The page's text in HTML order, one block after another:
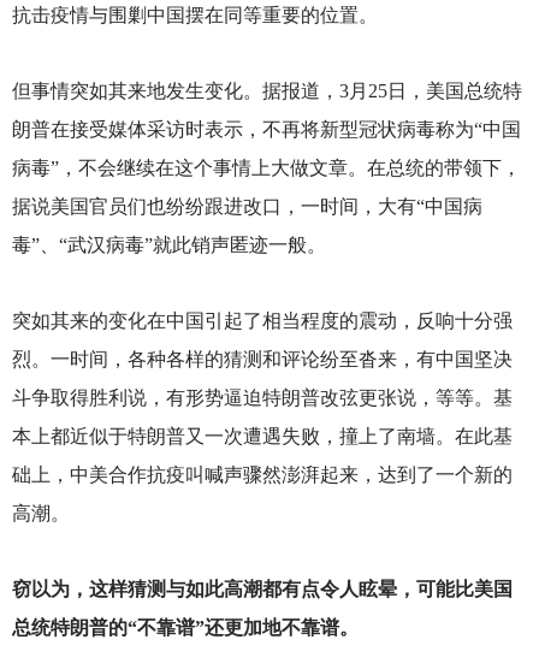
抗击疫情与围剿中国摆在同等重要的位置。
但事情突如其来地发生变化。据报道，3月25日，美国总统特
朗普在接受媒体采访时表示，不再将新型冠状病毒称为“中国
病毒”，不会继续在这个事情上大做文章。在总统的带领下，
据说美国官员们也纷纷跟进改口，一时间，大有“中国病
毒”、“武汉病毒”就此销声匿迹一般。
突如其来的变化在中国引起了相当程度的震动，反响十分强
烈。一时间，各种各样的猜测和评论纷至沓来，有中国坚决
斗争取得胜利说，有形势逼迫特朗普改弦更张说，等等。基
本上都近似于特朗普又一次遭遇失败，撞上了南墙。在此基
础上，中美合作抗疫叫喊声骤然澎湃起来，达到了一个新的
高潮。
窃以为，这样猜测与如此高潮都有点令人眩晕，可能比美国
总统特朗普的“不靠谱”还更加地不靠谱。